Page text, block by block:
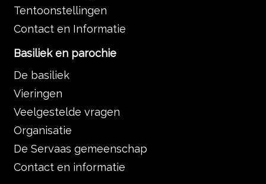
Tentoonstellingen
Contact en Informatie
Basiliek en parochie
De basiliek
Vieringen
Veelgestelde vragen
Organisatie
De Servaas gemeenschap
Contact en informatie